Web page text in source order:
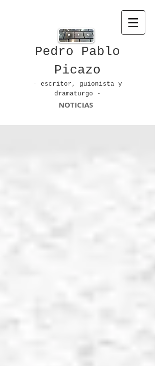
Pedro Pablo
Picazo
- escritor, guionista y
dramaturgo -
NOTICIAS